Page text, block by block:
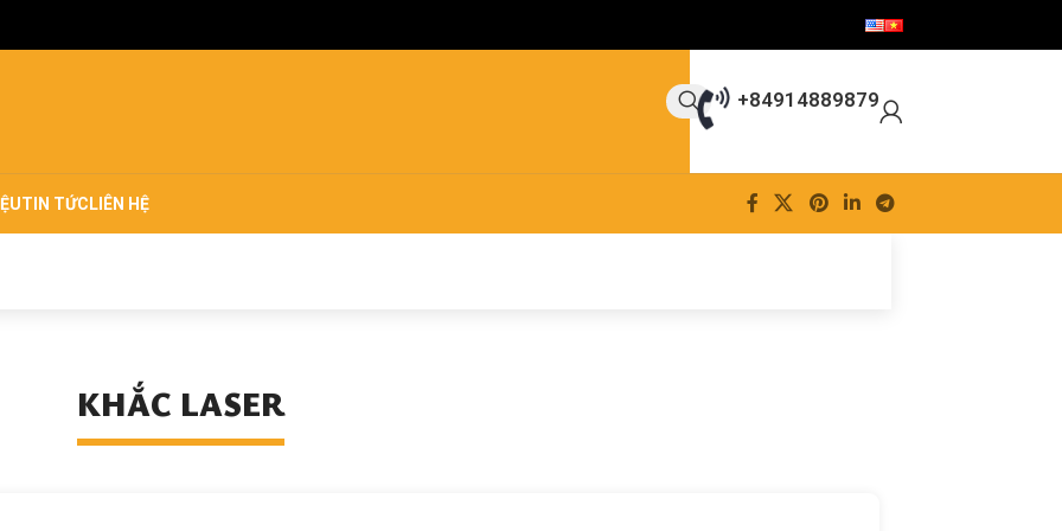
+84914889879
TIN TỨC LIÊN HỆ
KHẮC LASER